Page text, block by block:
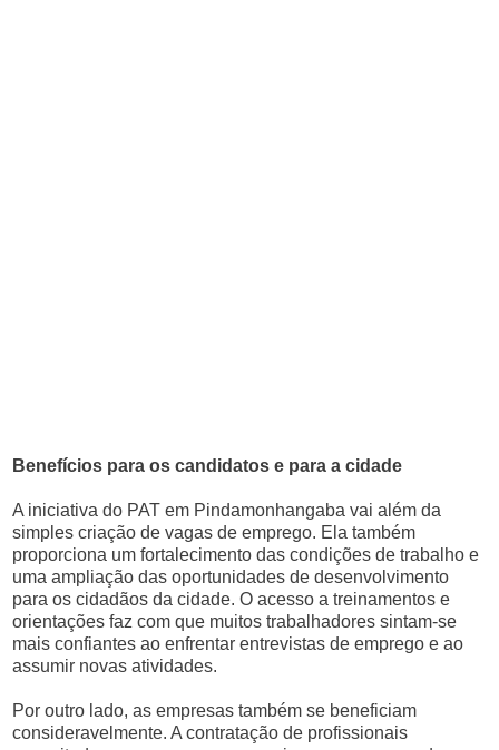
Benefícios para os candidatos e para a cidade
A iniciativa do PAT em Pindamonhangaba vai além da
simples criação de vagas de emprego. Ela também
proporciona um fortalecimento das condições de trabalho e
uma ampliação das oportunidades de desenvolvimento
para os cidadãos da cidade. O acesso a treinamentos e
orientações faz com que muitos trabalhadores sintam-se
mais confiantes ao enfrentar entrevistas de emprego e ao
assumir novas atividades.
Por outro lado, as empresas também se beneficiam
consideravelmente. A contratação de profissionais